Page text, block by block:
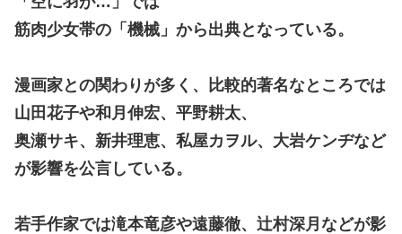
筋肉少女帯の「機械」から出典となっている。
漫画家との関わりが多く、比較的著名なところでは
山田花子や和月伸宏、平野耕太、
奥瀬サキ、新井理恵、私屋カヲル、大岩ケンヂなど
が影響を公言している。
若手作家では滝本竜彦や遠藤徹、辻村深月などが影